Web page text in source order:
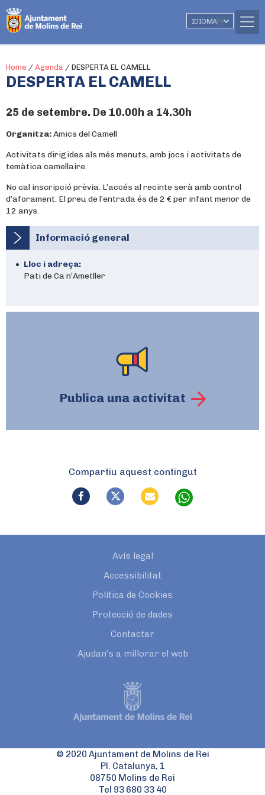
IDIOMA ▼
Home / Agenda / DESPERTA EL CAMELL
DESPERTA EL CAMELL
25 de setembre. De 10.00h a 14.30h
Organitza:Amics del Camell
Activitats dirigides als més menuts, amb jocs i activitats de
temàtica camellaire.
No cal inscripció prèvia. L’accés al recinte serà amb control
d’aforament. El preu de l’entrada és de 2 € per infant menor de
12 anys.
Informació general
Lloc i adreça:
Pati de Ca n’Ametller
Publica una activitat
Compartiu aquest contingut
Avís legal
Accessibilitat
Política de Cookies
Protecció de dades
Contactar
Ajudan’s a millorar el web
© 2020 Ajuntament de Molins de Rei
Pl. Catalunya, 1
08750 Molins de Rei
Tel 93 680 33 40